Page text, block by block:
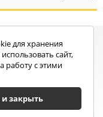
объявления:
работа и
людей, карта
на сайте вы
.
для хранения
сайт,
работу с этими
закрыть